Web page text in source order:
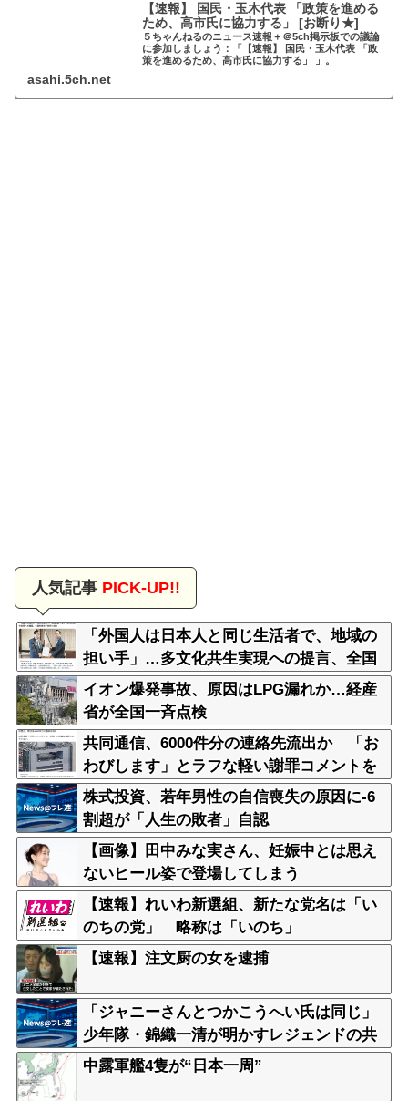
【速報】 国民・玉木代表 「政策を進める
ため、高市氏に協力する」 [お断り★]
５ちゃんねるのニュース速報＋＠5ch掲示板での議論
に参加しましょう：「【速報】 国民・玉木代表 「政
策を進めるため、高市氏に協力する」 」。
asahi.5ch.net
人気記事PICK-UP!!
「外国人は日本人と同じ生活者で、地域の
担い手」…多文化共生実現への提言、全国
知事会が政府に提出
イオン爆発事故、原因はLPG漏れか…経産
省が全国一斉点検
共同通信、6000件分の連絡先流出か 「お
わびします」とラフな軽い謝罪コメントを
発表
株式投資、若年男性の自信喪失の原因に-6
割超が「人生の敗者」自認
【画像】田中みな実さん、妊娠中とは思え
ないヒール姿で登場してしまう
【速報】れいわ新選組、新たな党名は「い
のちの党」 略称は「いのち」
【速報】注文厨の女を逮捕
「ジャニーさんとつかこうへい氏は同じ」
少年隊・錦織一清が明かすレジェンドの共
通点と我流の演出論
中露軍艦4隻が“日本一周”